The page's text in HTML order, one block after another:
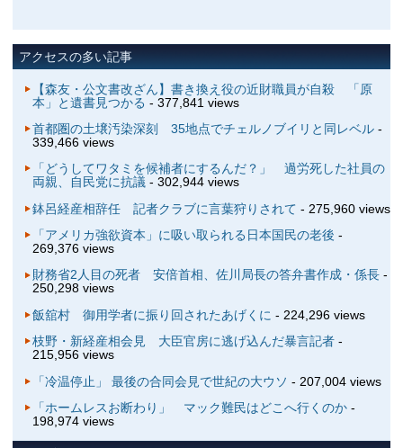
アクセスの多い記事
【森友・公文書改ざん】書き換え役の近財職員が自殺 「原
本」と遺書見つかる - 377,841 views
首都圏の土壌汚染深刻 35地点でチェルノブイリと同レベル-
339,466 views
「どうしてワタミを候補者にするんだ？」 過労死した社員の
両親、自民党に抗議- 302,944 views
鉢呂経産相辞任 記者クラブに言葉狩りされて - 275,960 views
「アメリカ強欲資本」に吸い取られる日本国民の老後 -
269,376 views
財務省2人目の死者 安倍首相、佐川局長の答弁書作成・係長-
250,298 views
飯舘村 御用学者に振り回されたあげくに - 224,296 views
枝野・新経産相会見 大臣官房に逃げ込んだ暴言記者-
215,956 views
「冷温停止」 最後の合同会見で世紀の大ウソ - 207,004 views
「ホームレスお断わり」 マック難民はどこへ行くのか-
198,974 views